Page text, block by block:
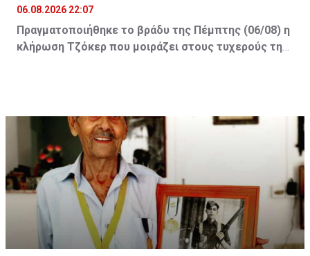
06.08.2026 22:07
Πραγματοποιήθηκε το βράδυ της Πέμπτης (06/08) η
κλήρωση Τζόκερ που μοιράζει στους τυχερούς της